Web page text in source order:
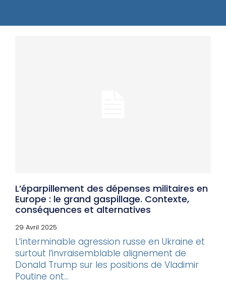
L’éparpillement des dépenses militaires en
Europe : le grand gaspillage. Contexte,
conséquences et alternatives
29 Avril 2025
L’interminable agression russe en Ukraine et
surtout l’invraisemblable alignement de
Donald Trump sur les positions de Vladimir
Poutine ont...